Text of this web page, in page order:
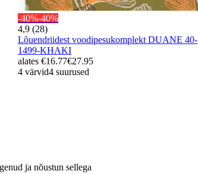
-40%-40%
4,9 (28)
Lõuendriidest voodipesukomplekt DUANE 40-
1499-KHAKI
alates €16.77€27.95
4 värvid4 suurused
ja nõustun sellega